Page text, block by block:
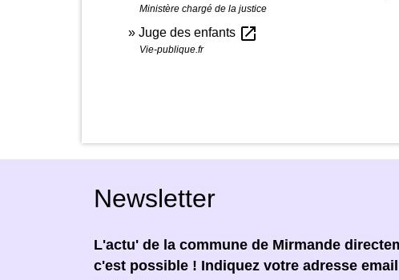
Ministère chargé de la justice
Juge des enfants open_in_new
Vie-publique.fr
Newsletter
L'actu' de la commune de Mirmande
c'est possible ! Indiquez votre adresse